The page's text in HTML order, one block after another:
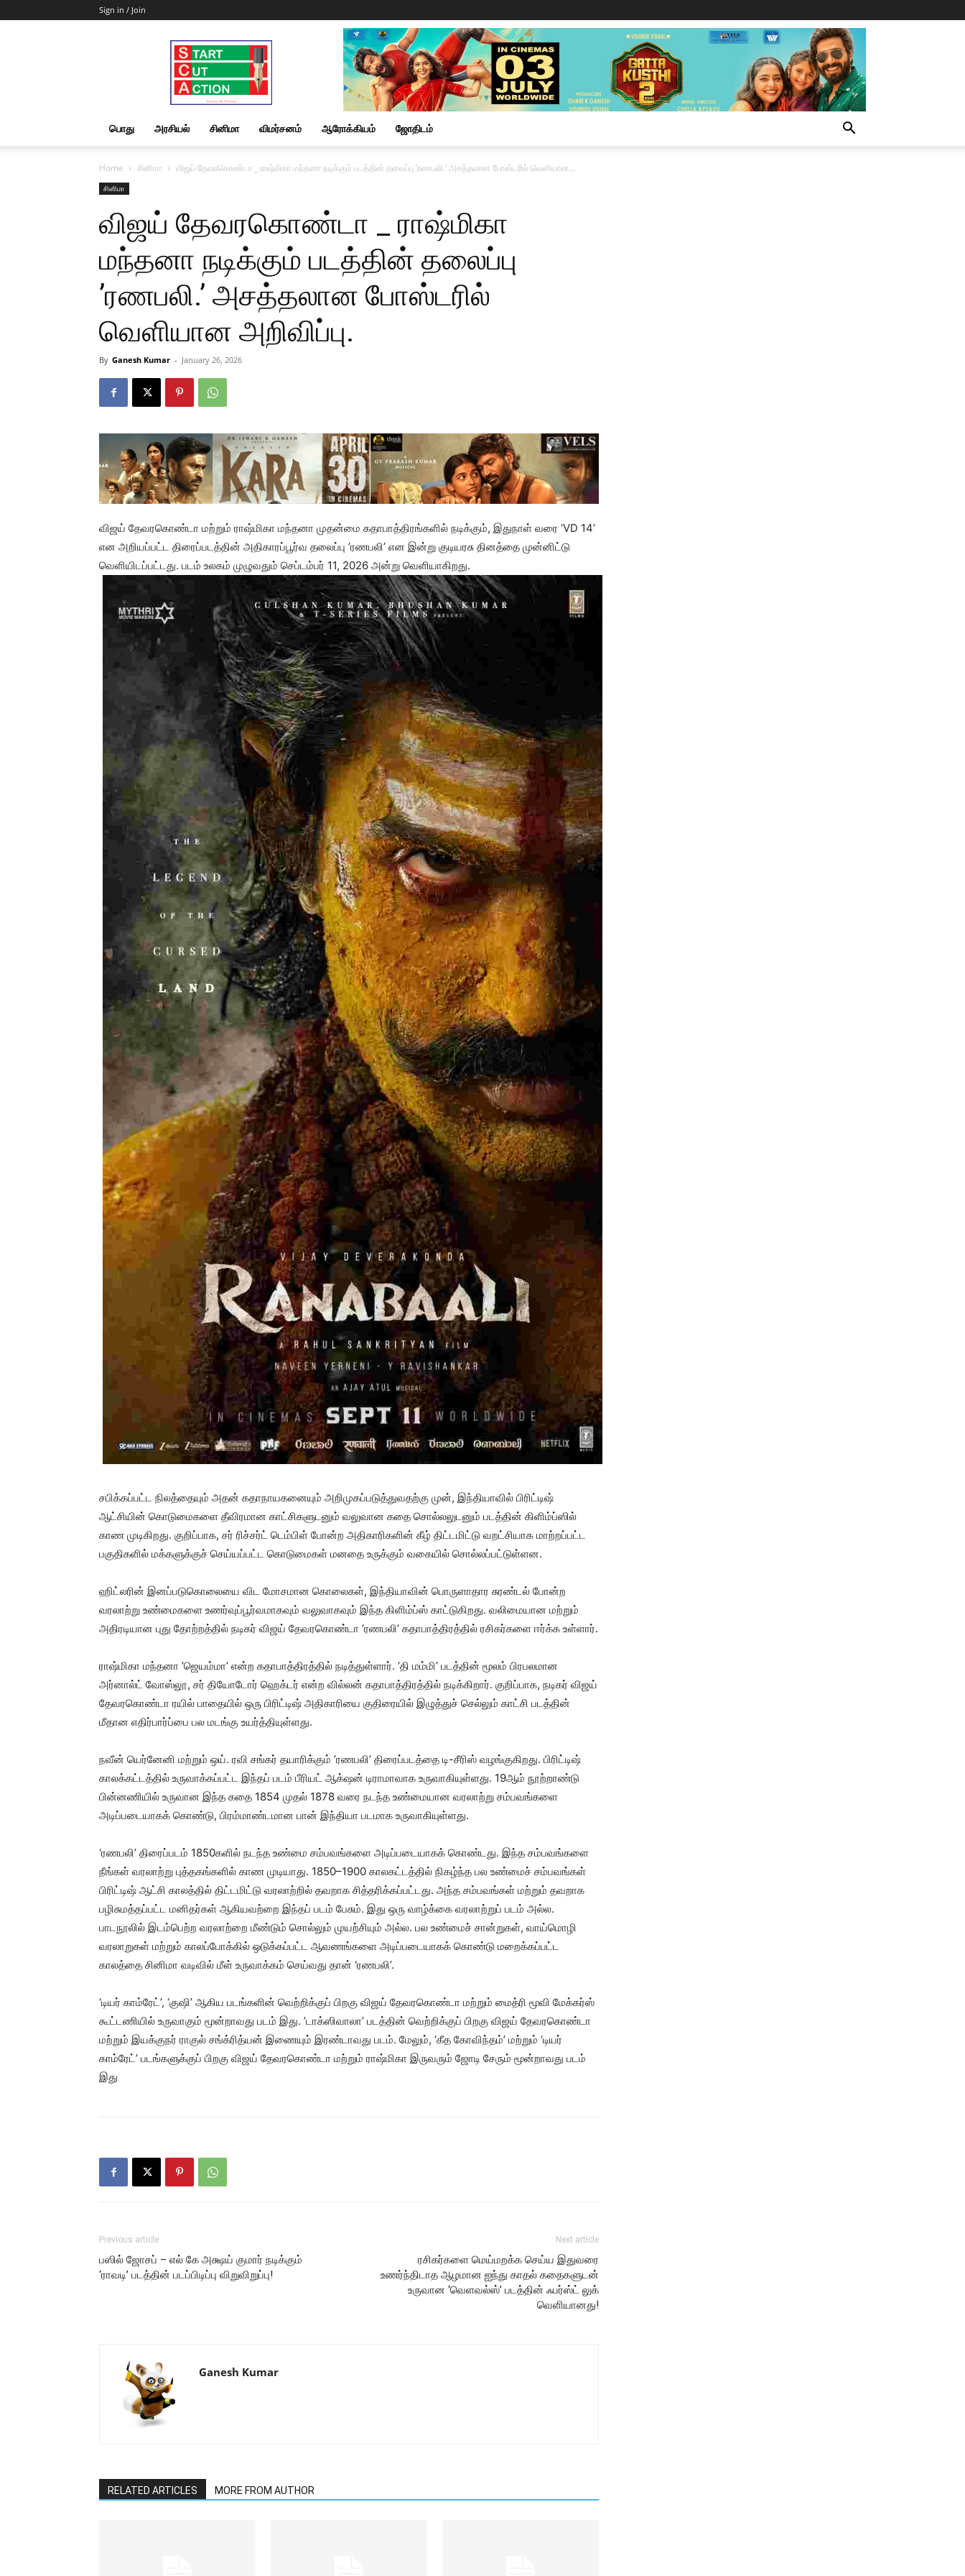
Sign in / Join
Start
Cut
Action
|
News
&
பொது அரசியல் சினிமா விமர்சனம் ஆரோக்கியம் ஜோதிடம்
Home சினிமா விஜய் தேவரகொண்டா _ ராஷ்மிகா மந்தனா நடிக்கும் படத்தின் தலைப்பு ’ரணபலி.’ அசத்தலான போஸ்டரில் வெளியான...
சினிமா
விஜய் தேவரகொண்டா _ ராஷ்மிகா
மந்தனா நடிக்கும் படத்தின் தலைப்பு
’ரணபலி.’ அசத்தலான போஸ்டரில்
வெளியான அறிவிப்பு.
By Ganesh Kumar - January 26, 2026
விஜய் தேவரகொண்டா மற்றும் ராஷ்மிகா மந்தனா முதன்மை கதாபாத்திரங்களில் நடிக்கும், இதுநாள் வரை ‘VD 14’
என அறியப்பட்ட திரைப்படத்தின் அதிகாரப்பூர்வ தலைப்பு ’ரணபலி’ என இன்று குடியரசு தினத்தை முன்னிட்டு
வெளியிடப்பட்டது. படம் உலகம் முழுவதும் செப்டம்பர் 11, 2026 அன்று வெளியாகிறது.
சபிக்கப்பட்ட நிலத்தையும் அதன் கதாநாயகனையும் அறிமுகப்படுத்துவதற்கு முன், இந்தியாவில் பிரிட்டிஷ்
ஆட்சியின் கொடுமைகளை தீவிரமான காட்சிகளுடனும் வலுவான கதை சொல்லலுடனும் படத்தின் கிளிம்ப்ஸில்
காண முடிகிறது. குறிப்பாக, சர் ரிச்சர்ட் டெம்பிள் போன்ற அதிகாரிகளின் கீழ் திட்டமிட்டு வறட்சியாக மாற்றப்பட்ட
பகுதிகளில் மக்களுக்குச் செய்யப்பட்ட கொடுமைகள் மனதை உருக்கும் வகையில் சொல்லப்பட்டுள்ளன.
ஹிட்லரின் இனப்படுகொலையை விட மோசமான கொலைகள், இந்தியாவின் பொருளாதார சுரண்டல் போன்ற
வரலாற்று உண்மைகளை உணர்வுப்பூர்வமாகவும் வலுவாகவும் இந்த கிளிம்ப்ஸ் காட்டுகிறது. வலிமையான மற்றும்
அதிரடியான புது தோற்றத்தில் நடிகர் விஜய் தேவரகொண்டா ’ரணபலி’ கதாபாத்திரத்தில் ரசிகர்களை ஈர்க்க உள்ளார்.
ராஷ்மிகா மந்தனா ’ஜெயம்மா’ என்ற கதாபாத்திரத்தில் நடித்துள்ளார். ‘தி மம்மி’ படத்தின் மூலம் பிரபலமான
அர்னால்ட் வோஸ்லூ, சர் தியோடோர் ஹெக்டர் என்ற வில்லன் கதாபாத்திரத்தில் நடிக்கிறார். குறிப்பாக, நடிகர் விஜய்
தேவரகொண்டா ரயில் பாதையில் ஒரு பிரிட்டிஷ் அதிகாரியை குதிரையில் இழுத்துச் செல்லும் காட்சி படத்தின்
மீதான எதிர்பார்ப்பை பல மடங்கு உயர்த்தியுள்ளது.
நவீன் யெர்னேனி மற்றும் ஒய். ரவி சங்கர் தயாரிக்கும் ’ரணபலி’ திரைப்படத்தை டி-சீரிஸ் வழங்குகிறது. பிரிட்டிஷ்
காலக்கட்டத்தில் உருவாக்கப்பட்ட இந்தப் படம் பீரியட் ஆக்‌ஷன் டிராமாவாக உருவாகியுள்ளது. 19ஆம் நூற்றாண்டு
பின்னணியில் உருவான இந்த கதை 1854 முதல் 1878 வரை நடந்த உண்மையான வரலாற்று சம்பவங்களை
அடிப்படையாகக் கொண்டு, பிரம்மாண்டமான பான் இந்தியா படமாக உருவாகியுள்ளது.
‘ரணபலி’ திரைப்படம் 1850களில் நடந்த உண்மை சம்பவங்களை அடிப்படையாகக் கொண்டது. இந்த சம்பவங்களை
நீங்கள் வரலாற்று புத்தகங்களில் காண முடியாது. 1850–1900 காலகட்டத்தில் நிகழ்ந்த பல உண்மைச் சம்பவங்கள்
பிரிட்டிஷ் ஆட்சி காலத்தில் திட்டமிட்டு வரலாற்றில் தவறாக சித்தரிக்கப்பட்டது. அந்த சம்பவங்கள் மற்றும் தவறாக
பழிசுமத்தப்பட்ட மனிதர்கள் ஆகியவற்றை இந்தப் படம் பேசும். இது ஒரு வாழ்க்கை வரலாற்றுப் படம் அல்ல.
பாடநூலில் இடம்பெற்ற வரலாற்றை மீண்டும் சொல்லும் முயற்சியும் அல்ல. பல உண்மைச் சான்றுகள், வாய்மொழி
வரலாறுகள் மற்றும் காலப்போக்கில் ஒடுக்கப்பட்ட ஆவணங்களை அடிப்படையாகக் கொண்டு மறைக்கப்பட்ட
காலத்தை சினிமா வடிவில் மீள் உருவாக்கம் செய்வது தான் ‘ரணபலி’.
‘டியர் காம்ரேட்’, ‘குஷி’ ஆகிய படங்களின் வெற்றிக்குப் பிறகு விஜய் தேவரகொண்டா மற்றும் மைத்ரி மூவி மேக்கர்ஸ்
கூட்டணியில் உருவாகும் மூன்றாவது படம் இது. ’டாக்ஸிவாலா’ படத்தின் வெற்றிக்குப் பிறகு விஜய் தேவரகொண்டா
மற்றும் இயக்குநர் ராகுல் சங்க்ரித்யன் இணையும் இரண்டாவது படம். மேலும், ‘கீத கோவிந்தம்’ மற்றும் ‘டியர்
காம்ரேட்’ படங்களுக்குப் பிறகு விஜய் தேவரகொண்டா மற்றும் ராஷ்மிகா இருவரும் ஜோடி சேரும் மூன்றாவது படம்
இது
Previous article
பஸில் ஜோசப் – எல் கே அக்ஷய் குமார் நடிக்கும்
‘ராவடி’ படத்தின் படப்பிடிப்பு விறுவிறுப்பு!
Next article
ரசிகர்களை மெய்மறக்க செய்ய இதுவரை
உணர்ந்திடாத ஆழமான ஐந்து காதல் கதைகளுடன்
உருவான ‘வெளவல்ஸ்’ படத்தின் ஃபர்ஸ்ட் லுக்
வெளியானது!
Ganesh Kumar
RELATED ARTICLES MORE FROM AUTHOR